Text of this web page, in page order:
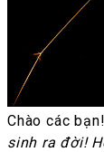
Chào các
sinh ra đời!